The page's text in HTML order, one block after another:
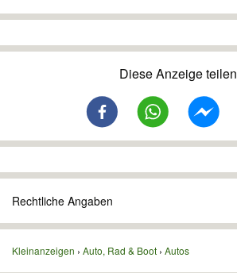
Diese Anzeige teilen
Rechtliche Angaben
Kleinanzeigen Auto, Rad & Boot Autos